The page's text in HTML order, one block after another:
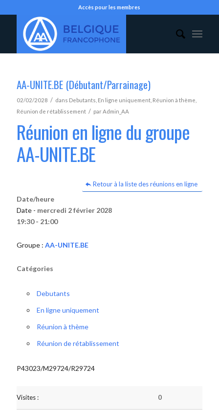
Accès pour les membres
AA-UNITE.BE (Débutant/Parrainage)
02/02/2028 / dans Debutants En ligne uniquement, Réunion à thème
Réunion de rétablissement / parAdmin_AA
Réunion en ligne du groupe
AA-UNITE.BE
Retour à la liste des réunions en ligne
Date/heure
Date - mercredi 2 février 2028
19:30 - 21:00
Groupe : AA-UNITE.BE
Catégories
Debutants
En ligne uniquement
Réunion à thème
Réunion de rétablissement
P43023/M29724/R29724
Visites : 0